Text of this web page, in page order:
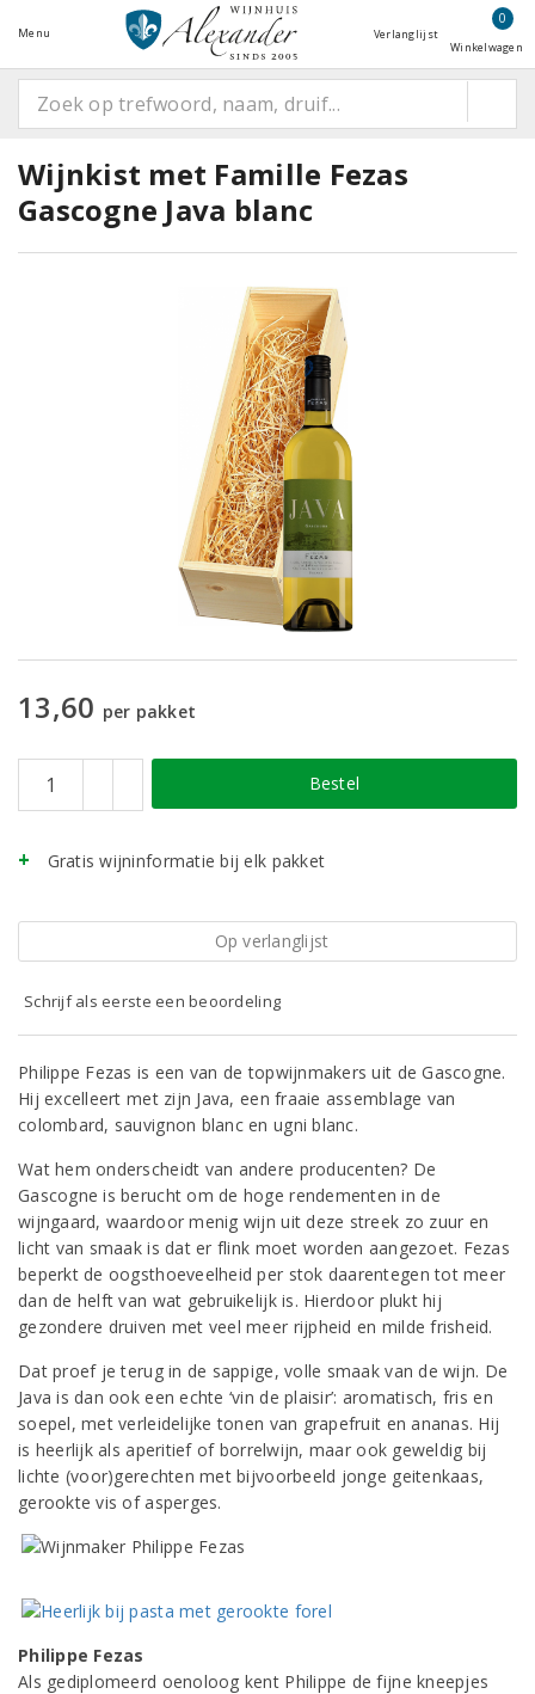
Menu Verlanglijst
0
Winkelwagen
Wijnkist met Famille Fezas
Gascogne Java blanc
13,60 per pakket
Bestel
Gratis wijninformatie bij elk pakket
Op verlanglijst
Schrijf als eerste een beoordeling
Philippe Fezas is een van de topwijnmakers uit de Gascogne.
Hij excelleert met zijn Java, een fraaie assemblage van
colombard, sauvignon blanc en ugni blanc.
Wat hem onderscheidt van andere producenten? De
Gascogne is berucht om de hoge rendementen in de
wijngaard, waardoor menig wijn uit deze streek zo zuur en
licht van smaak is dat er flink moet worden aangezoet. Fezas
beperkt de oogsthoeveelheid per stok daarentegen tot meer
dan de helft van wat gebruikelijk is. Hierdoor plukt hij
gezondere druiven met veel meer rijpheid en milde frisheid.
Dat proef je terug in de sappige, volle smaak van de wijn. De
Java is dan ook een echte ‘vin de plaisir’: aromatisch, fris en
soepel, met verleidelijke tonen van grapefruit en ananas. Hij
is heerlijk als aperitief of borrelwijn, maar ook geweldig bij
lichte (voor)gerechten met bijvoorbeeld jonge geitenkaas,
gerookte vis of asperges.
Philippe Fezas
Als gediplomeerd oenoloog kent Philippe de fijne kneepjes